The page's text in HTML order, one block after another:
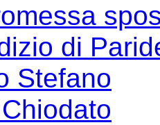
di
Stefano